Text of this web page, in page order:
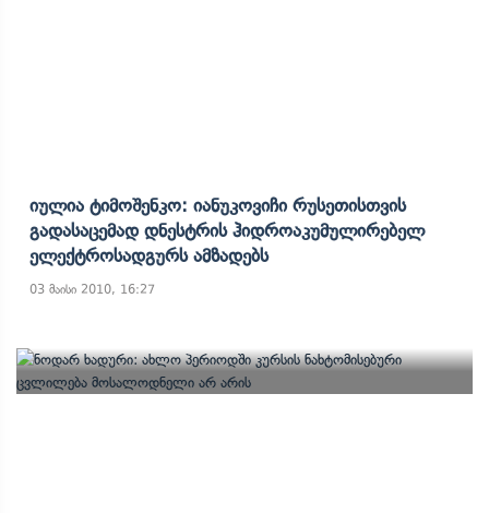
Იულია Ტიმოშენკო: Იანუკოვიჩი Რუსეთისთვის
Გადასაცემად Დნესტრის Ჰიდროაკუმულირებელ
Ელექტროსადგურს Ამზადებს
03 მაისი 2010, 16:27